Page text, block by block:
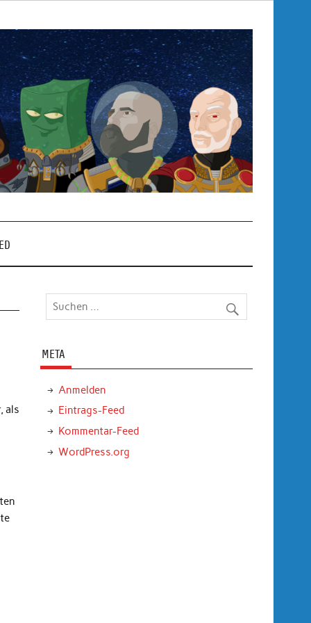
als
META
Anmelden
Eintrags-Feed
Kommentar-Feed
WordPress.org